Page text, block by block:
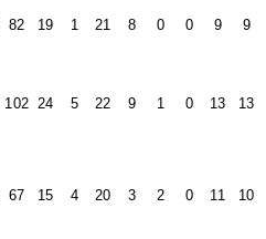
82 19 1 21 8 0 0 9 9
102 24 5 22 9 1 0 13 13
67 15 4 20 3 2 0 11 10